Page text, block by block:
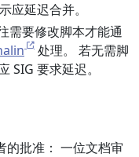
应延迟合并。
需要修改脚本才能通
处理。 若无需脚
SIG 要求延迟。
的批准： 一位文档审